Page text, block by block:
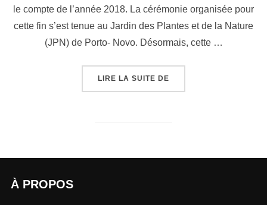
le compte de l’année 2018. La cérémonie organisée pour
cette fin s’est tenue au Jardin des Plantes et de la Nature
(JPN) de Porto- Novo. Désormais, cette …
LIRE LA SUITE DE
À PROPOS